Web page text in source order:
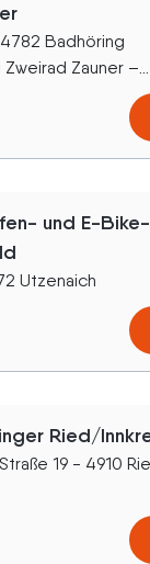
Badhöring
Zauner –...
und E-
Utzenaich
Ried/
19 - 4910